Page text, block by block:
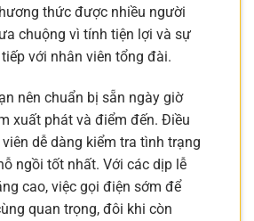
thức được nhiều người
chuộng vì tính tiện lợi và sự
với nhân viên tổng đài.
nên chuẩn bị sẵn ngày giờ
xuất phát và điểm đến. Điều
dễ dàng kiểm tra tình trạng
ngồi tốt nhất. Với các dịp lễ
cao, việc gọi điện sớm để
quan trọng, đôi khi còn